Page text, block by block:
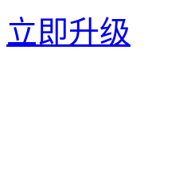
立即升级